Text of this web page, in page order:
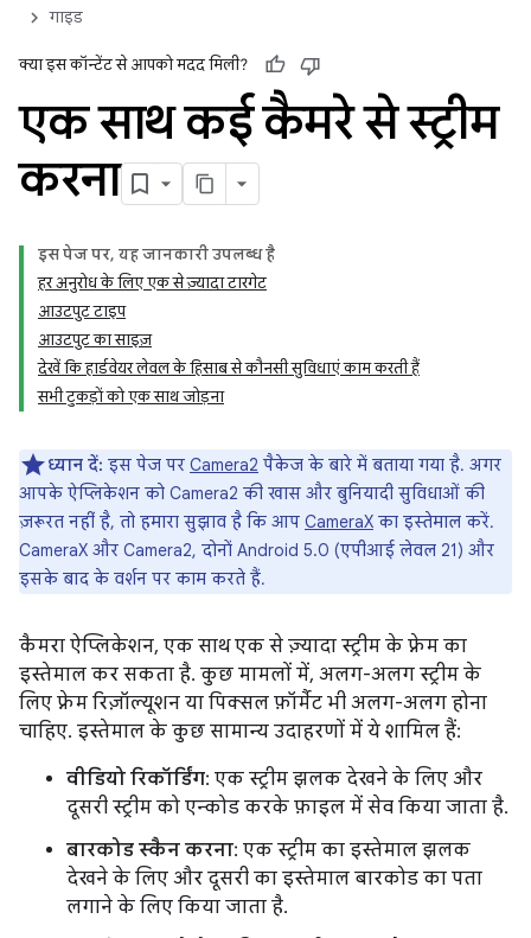
गाइड
क्या इस कॉन्टेंट से आपको मदद मिली?
एक साथ कई कैमरे से स्ट्रीम
करना
इस पेज पर, यह जानकारी उपलब्ध है
हर अनुरोध के लिए एक से ज़्यादा टारगेट
आउटपुट टाइप
आउटपुट का साइज़
देखें कि हार्डवेयर लेवल के हिसाब से कौनसी सुविधाएं काम करती हैं
सभी टुकड़ों को एक साथ जोड़ना
ध्यान दें: इस पेज पर Camera2 पैकेज के बारे में बताया गया है. अगर
आपके ऐप्लिकेशन को Camera2 की खास और बुनियादी सुविधाओं की
ज़रूरत नहीं है, तो हमारा सुझाव है कि आप CameraX का इस्तेमाल करें.
CameraX और Camera2, दोनों Android 5.0 (एपीआई लेवल 21) और
इसके बाद के वर्शन पर काम करते हैं.
कैमरा ऐप्लिकेशन, एक साथ एक से ज़्यादा स्ट्रीम के फ़्रेम का
इस्तेमाल कर सकता है. कुछ मामलों में, अलग-अलग स्ट्रीम के
लिए फ़्रेम रिज़ॉल्यूशन या पिक्सल फ़ॉर्मैट भी अलग-अलग होना
चाहिए. इस्तेमाल के कुछ सामान्य उदाहरणों में ये शामिल हैं:
वीडियो रिकॉर्डिंग: एक स्ट्रीम झलक देखने के लिए और
दूसरी स्ट्रीम को एन्कोड करके फ़ाइल में सेव किया जाता है.
बारकोड स्कैन करना: एक स्ट्रीम का इस्तेमाल झलक
देखने के लिए और दूसरी का इस्तेमाल बारकोड का पता
लगाने के लिए किया जाता है.